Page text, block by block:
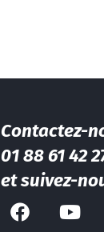
Contactez-
01 88 61 42
et suivez-